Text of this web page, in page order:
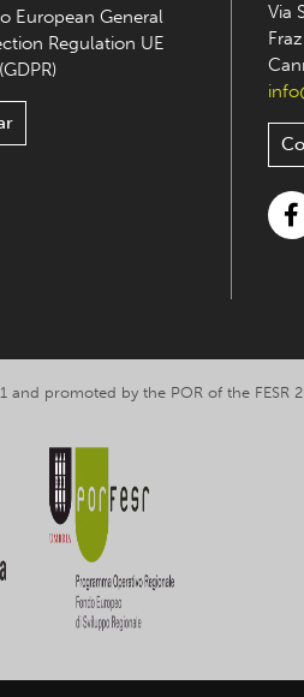
European General
Regulation UE
Via
promoted by the POR of the FESR